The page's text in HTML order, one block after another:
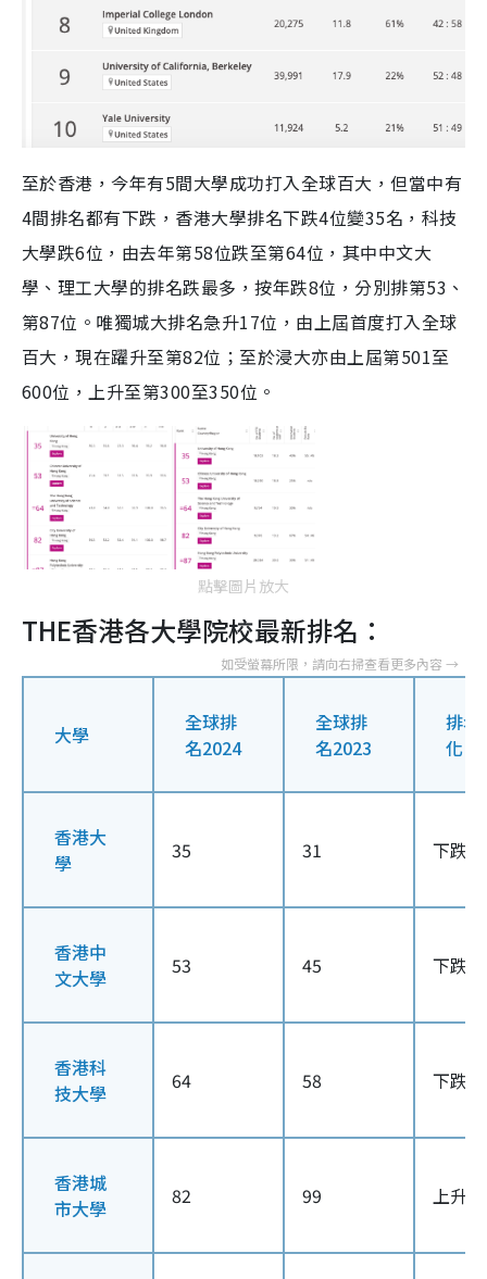
至於香港，今年有5間大學成功打入全球百大，但當中有
4間排名都有下跌，香港大學排名下跌4位變35名，科技
大學跌6位，由去年第58位跌至第64位，其中中文大
學、理工大學的排名跌最多，按年跌8位，分別排第53、
第87位。唯獨城大排名急升17位，由上屆首度打入全球
百大，現在躍升至第82位；至於浸大亦由上屆第501至
600位，上升至第300至350位。
點擊圖片放大
THE香港各大學院校最新排名：
大學
全球排
名2024
全球排
名2023
排名
化
香港大
學
35 31 下跌4
香港中
文大學
53 45 下跌8
香港科
技大學
64 58 下跌6
香港城
市大學
82 99 上升17